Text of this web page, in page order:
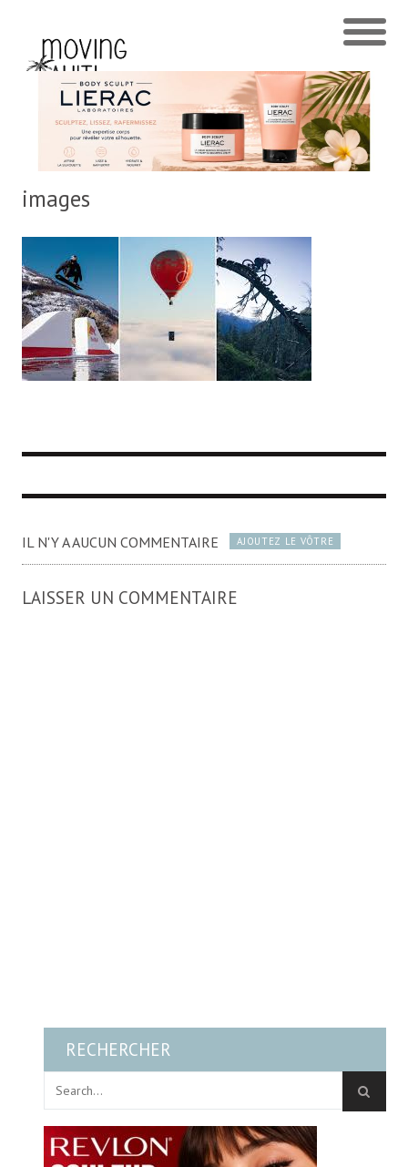
images
IL N'Y A AUCUN COMMENTAIRE AJOUTEZ LE VÔTRE
LAISSER UN COMMENTAIRE
RECHERCHER